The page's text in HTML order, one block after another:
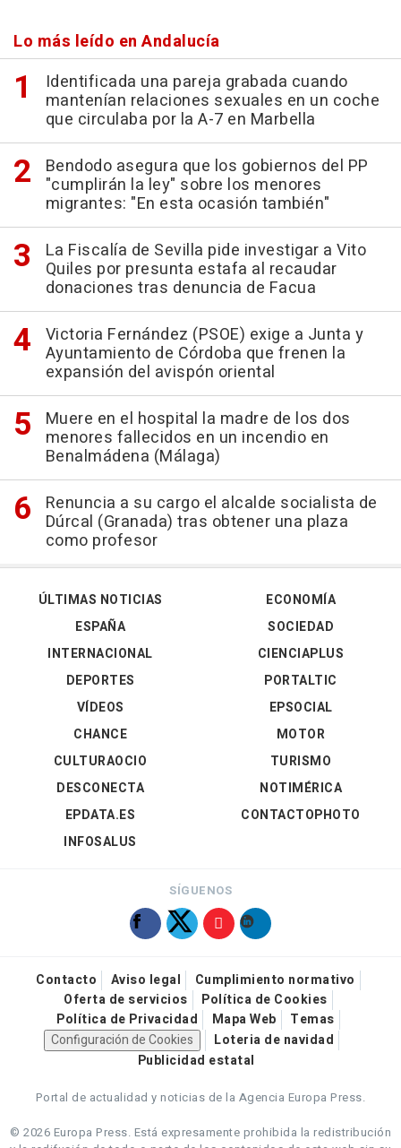
Lo más leído en Andalucía
Identificada una pareja grabada cuando
mantenían relaciones sexuales en un coche
que circulaba por la A-7 en Marbella
Bendodo asegura que los gobiernos del PP
"cumplirán la ley" sobre los menores
migrantes: "En esta ocasión también"
La Fiscalía de Sevilla pide investigar a Vito
Quiles por presunta estafa al recaudar
donaciones tras denuncia de Facua
Victoria Fernández (PSOE) exige a Junta y
Ayuntamiento de Córdoba que frenen la
expansión del avispón oriental
Muere en el hospital la madre de los dos
menores fallecidos en un incendio en
Benalmádena (Málaga)
Renuncia a su cargo el alcalde socialista de
Dúrcal (Granada) tras obtener una plaza
como profesor
ÚLTIMAS NOTICIAS
ESPAÑA
INTERNACIONAL
DEPORTES
VÍDEOS
ECONOMÍA
SOCIEDAD
CIENCIAPLUS
PORTALTIC
EPSOCIAL
CHANCE
CULTURAOCIO
DESCONECTA
EPDATA.ES
INFOSALUS
MOTOR
TURISMO
NOTIMÉRICA
CONTACTOPHOTO
SÍGUENOS
Contacto Aviso legal
Cumplimiento normativo
Oferta de servicios
Política de Cookies
Política de Privacidad
Mapa Web
Temas
Configuración de Cookies
Loteria de navidad
Publicidad estatal
Portal de actualidad y noticias de la Agencia Europa Press.
© 2026 Europa Press. Está expresamente prohibida la redistribución